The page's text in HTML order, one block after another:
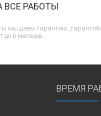
ВСЕ РАБОТЫ
мы даем гарантию,
до 6 месяцев.
ВРЕМЯ